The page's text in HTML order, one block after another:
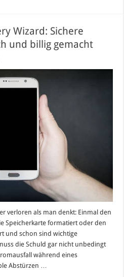
Wizard: Sichere
und billig gemacht
verloren als man denkt: Einmal den
Speicherkarte formatiert oder den
und schon sind wichtige
die Schuld gar nicht unbedingt
während eines
Abstürzen …